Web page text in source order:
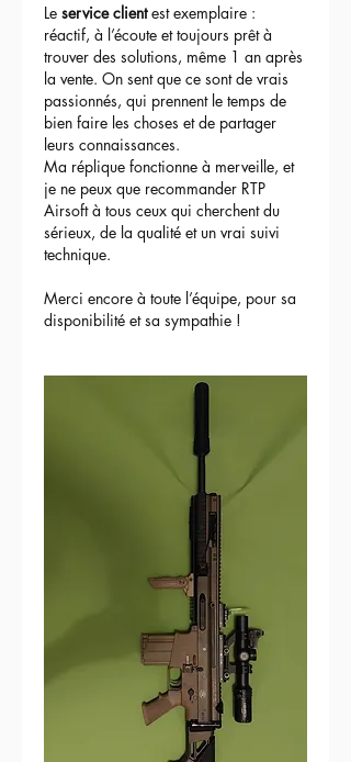
Le service client est exemplaire :
réactif, à l’écoute et toujours prêt à
trouver des solutions, même 1 an après
la vente. On sent que ce sont de vrais
passionnés, qui prennent le temps de
bien faire les choses et de partager
leurs connaissances.
Ma réplique fonctionne à merveille, et
je ne peux que recommander RTP
Airsoft à tous ceux qui cherchent du
sérieux, de la qualité et un vrai suivi
technique.
Merci encore à toute l’équipe, pour sa
disponibilité et sa sympathie !